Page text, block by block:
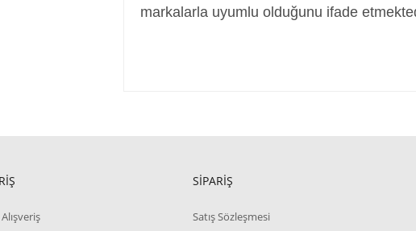
markalarla uyumlu olduğunu ifade
SİPARİŞ
Satış Sözleşmesi